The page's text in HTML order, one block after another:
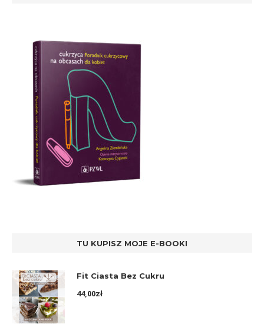
TU KUPISZ MOJE E-BOOKI
Fit Ciasta Bez Cukru
44,00zł